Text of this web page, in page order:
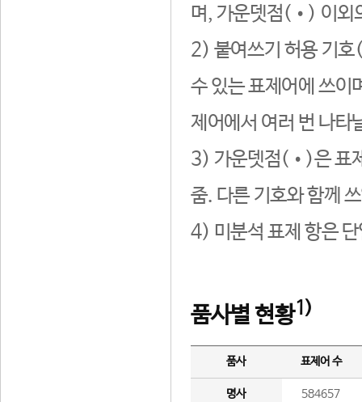
며, 가운뎃점(•) 이외
2) 붙여쓰기 허용 기호
수 있는 표제어에 쓰이
제어에서 여러 번 나타
3) 가운뎃점(•)은 표
줌. 다른 기호와 함께
4) 미분석 표제 항은
품사별 현황1)
품사 표제어 수
명사 584657